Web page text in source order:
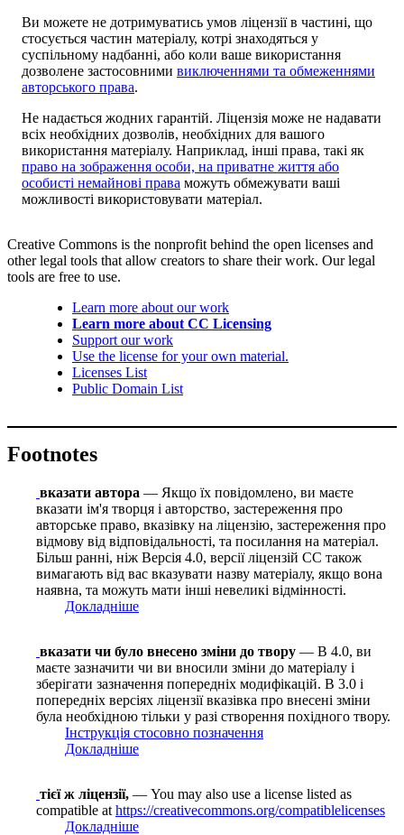
Ви можете не дотримуватись умов ліцензії в частині, що
стосується частин матеріалу, котрі знаходяться у
суспільному надбанні, або коли ваше використання
дозволене застосовними виключеннями та обмеженнями
авторського права.
Не надається жодних гарантій. Ліцензія може не надавати
всіх необхідних дозволів, необхідних для вашого
використання матеріалу. Наприклад, інші права, такі як
право на зображення особи, на приватне життя або
особисті немайнові права можуть обмежувати ваші
можливості використовувати матеріал.
Creative Commons is the nonprofit behind the open licenses and
other legal tools that allow creators to share their work. Our legal
tools are free to use.
Learn more about our work
Learn more about CC Licensing
Support our work
Use the license for your own material.
Licenses List
Public Domain List
Footnotes
вказати автора — Якщо їх повідомлено, ви маєте
вказати ім'я творця і авторство, застереження про
авторське право, вказівку на ліцензію, застереження про
відмову від відповідальності, та посилання на матеріал.
Більш ранні, ніж Версія 4.0, версії ліцензій CC також
вимагають від вас вказувати назву матеріалу, якщо вона
наявна, та можуть мати інші невеликі відмінності.
Докладніше
вказати чи було внесено зміни до твору — В 4.0, ви
маєте зазначити чи ви вносили зміни до матеріалу і
зберігати зазначення попередніх модифікацій. В 3.0 і
попередніх версіях ліцензії вказівка про внесені зміни
була необхідною тільки у разі створення похідного твору.
Інструкція стосовно позначення
Докладніше
тієї ж ліцензії, — You may also use a license listed as
compatible at https://creativecommons.org/compatiblelicenses
Докладніше